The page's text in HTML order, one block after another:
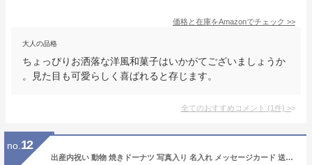
価格と在庫をAmazonでチェック >>
大人の品格
ちょっぴりお洒落な洋風和菓子はいかがてございましょうか
。見た目も可愛らしく喜ばれると存じます。
全てのおすすめコメント (1件) >
no. 12
出産内祝い 動物 焼きドーナツ 写真入り 名入れ メッセージカード 送料無料 出産 七五三 結婚 入学 内祝い 出産祝い お返し お祝い返し ギフト おすすめ スイーツ スイーツギフト お菓子 (AD)軽 2500円 ギフトセット 結婚祝内祝い 成人 結婚祝内祝 結婚祝内祝いお返し